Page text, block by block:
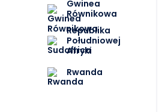
Gwinea
Równikowa
Republika
Południowej
Afryki
Rwanda